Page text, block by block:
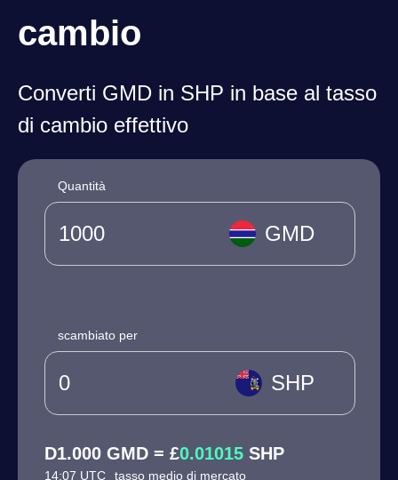
cambio
Converti GMD in SHP in base al tasso
di cambio effettivo
Quantità
GMD
scambiato per
SHP
D1.000 GMD = £0.01015 SHP
14:07 UTC tasso medio di mercato